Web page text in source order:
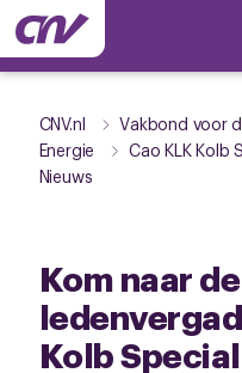
CNV.nl Vakbond voor
Energie
Cao KLK Kolb
Nieuws
Kom naar de
Kolb